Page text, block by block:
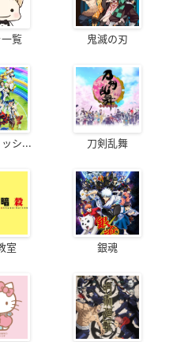
覧 鬼滅の刃
シ... 刀剣乱舞
室 銀魂